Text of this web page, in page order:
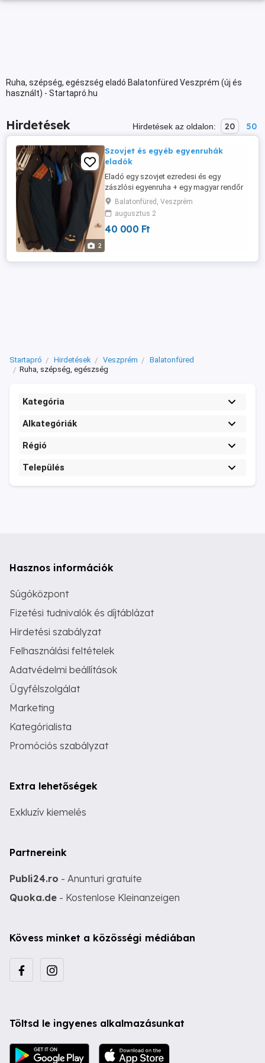
Ruha, szépség, egészség eladó Balatonfüred Veszprém (új és
használt) - Startapró.hu
Hirdetések Hirdetések az oldalon: 20 50
2
Szovjet és egyéb egyenruhák
eladók
Eladó egy szovjet ezredesi és egy
zászlósi egyenruha + egy magyar rendőr
alhadnagyi és egy GI Joe egyenruha.
Egyben elvihető Balatonfüredről 40.000
Forintért.
Balatonfüred, Veszprém
augusztus 2
40 000 Ft
Startapró Hirdetések Veszprém
Balatonfüred
Ruha, szépség, egészség
Kategória
Alkategóriák
Régió
Település
Hasznos információk
Súgóközpont
Fizetési tudnivalók és díjtáblázat
Hirdetési szabályzat
Felhasználási feltételek
Adatvédelmi beállítások
Ügyfélszolgálat
Marketing
Kategórialista
Promóciós szabályzat
Extra lehetőségek
Exkluzív kiemelés
Partnereink
Publi24.ro - Anunturi gratuite
Quoka.de - Kostenlose Kleinanzeigen
Kövess minket a közösségi médiában
Töltsd le ingyenes alkalmazásunkat